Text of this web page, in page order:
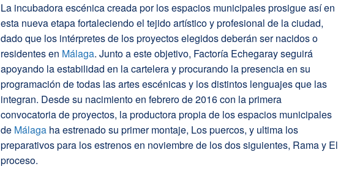
La incubadora escénica creada por los espacios municipales prosigue así en
esta nueva etapa fortaleciendo el tejido artístico y profesional de la ciudad,
dado que los intérpretes de los proyectos elegidos deberán ser nacidos o
residentes en Málaga. Junto a este objetivo, Factoría Echegaray seguirá
apoyando la estabilidad en la cartelera y procurando la presencia en su
programación de todas las artes escénicas y los distintos lenguajes que las
integran. Desde su nacimiento en febrero de 2016 con la primera
convocatoria de proyectos, la productora propia de los espacios municipales
de Málaga ha estrenado su primer montaje, Los puercos, y ultima los
preparativos para los estrenos en noviembre de los dos siguientes, Rama y El
proceso.